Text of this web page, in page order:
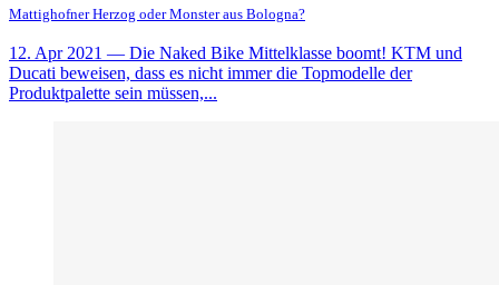
Mattighofner Herzog oder Monster aus Bologna?
12. Apr 2021 — Die Naked Bike Mittelklasse boomt! KTM und
Ducati beweisen, dass es nicht immer die Topmodelle der
Produktpalette sein müssen,...